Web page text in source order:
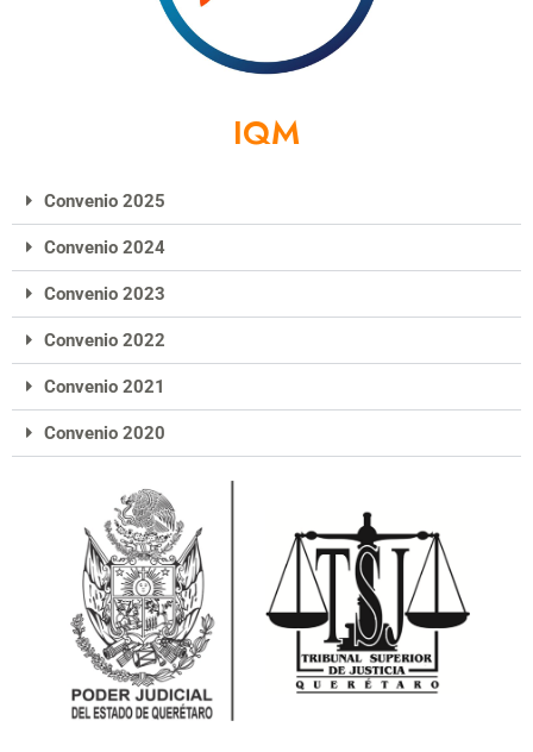
IQM
Convenio 2025
Convenio 2024
Convenio 2023
Convenio 2022
Convenio 2021
Convenio 2020